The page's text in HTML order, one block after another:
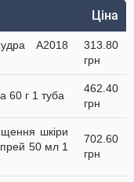
Ціна
A2018
313.80
грн
60 г 1 туба
462.40
грн
шкіри
50 мл 1
702.60
грн